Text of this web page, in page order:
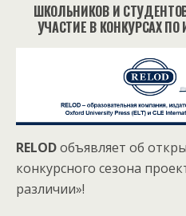
ШКОЛЬНИКОВ И
УЧАСТИЕ В КОНКУРСАХ
RELODобъявляет об
конкурсного сезона
различии»!